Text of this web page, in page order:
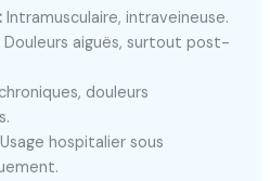
Intramusculaire, intraveineuse.
Douleurs aiguës, surtout post-
douleurs
Usage hospitalier sous